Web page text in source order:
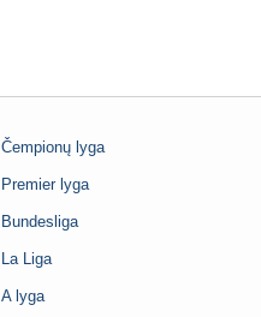
Čempionų lyga
Premier lyga
Bundesliga
La Liga
A lyga